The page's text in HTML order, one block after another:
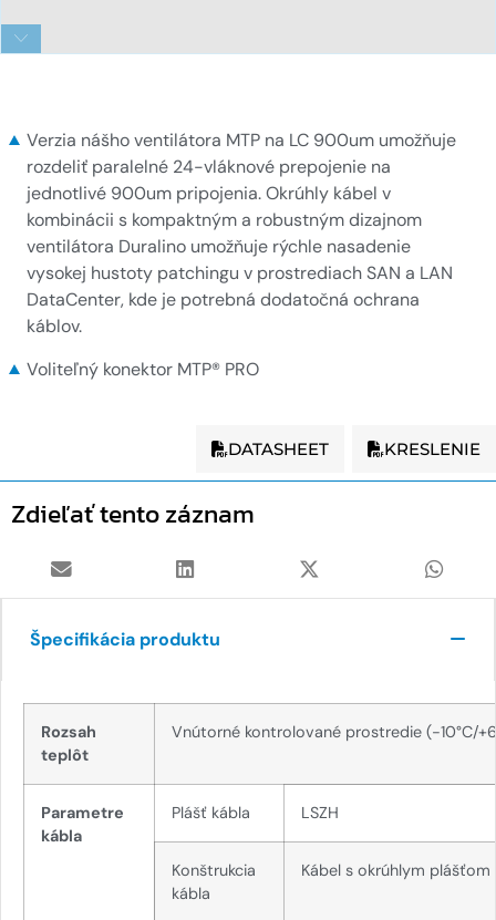
Verzia nášho ventilátora MTP na LC 900um umožňuje
rozdeliť paralelné 24-vláknové prepojenie na
jednotlivé 900um pripojenia. Okrúhly kábel v
kombinácii s kompaktným a robustným dizajnom
ventilátora Duralino umožňuje rýchle nasadenie
vysokej hustoty patchingu v prostrediach SAN a LAN
DataCenter, kde je potrebná dodatočná ochrana
káblov.
Voliteľný konektor MTP® PRO
DATASHEET KRESLENIE
Zdieľať tento záznam
Špecifikácia produktu
Rozsah
teplôt
Vnútorné kontrolované prostredie (-10°C/
Parametre
kábla
Plášť kábla LSZH
Konštrukcia
kábla
Kábel s okrúhlym plášťom